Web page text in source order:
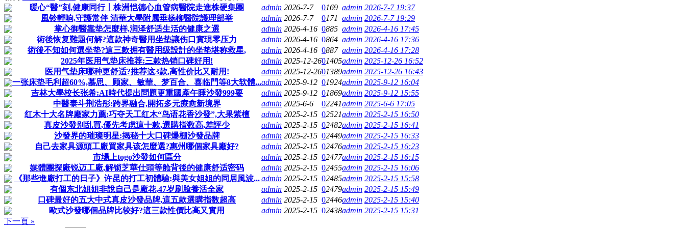
暖心“醫”刻,健康同行丨株洲恺德心血管病醫院走進株硬集團
admin 2026-7-7 0169 admin 2026-7-7 19:37
風铃輕响,守護常伴 清華大學附属垂杨柳醫院護理部举
admin 2026-7-7 0171 admin 2026-7-7 19:29
掌心御醫靠垫怎麼样,润泽舒适生活的健康之選
admin 2026-4-16 0885 admin 2026-4-16 17:45
術後恢复難題何解?這款神奇醫用坐垫讓伤口實現零压力
admin 2026-4-16 0864 admin 2026-4-16 17:36
術後不知如何選坐垫?這三款拥有醫用级設計的坐垫堪称救星,
admin 2026-4-16 0887 admin 2026-4-16 17:28
2025年医用气垫床推荐:三款热销口碑好用!
admin 2025-12-2601405admin 2025-12-26 16:52
医用气垫床哪种更舒适?推荐这3款,高性价比又耐用!
admin 2025-12-2601389admin 2025-12-26 16:43
一张床垫毛利超60%,慕思、顾家、敏華、梦百合、喜临門等8大软體...admin 2025-9-12 01924admin 2025-9-12 16:04
吉林大學校长张希:AI時代提出問題更重國產午睡沙發999要
admin 2025-9-12 01869admin 2025-9-12 15:55
中醫泰斗荆浩彤:跨界融合,開拓多元療愈新境界
admin 2025-6-6 02241admin 2025-6-6 17:05
红木十大名牌廠家力薦:巧夺天工红木“鸟语花香沙發”,大果紫檀
admin 2025-2-15 02521admin 2025-2-15 16:50
真皮沙發别乱買,優先考虑這十款,選購指数高,差評少
admin 2025-2-15 02482admin 2025-2-15 16:41
沙發界的璀璨明星:揭秘十大口碑爆棚沙發品牌
admin 2025-2-15 02449admin 2025-2-15 16:33
自己去家具源頭工廠買家具该怎麼選?惠州哪個家具廠好?
admin 2025-2-15 02476admin 2025-2-15 16:23
市場上togo沙發如何區分
admin 2025-2-15 02477admin 2025-2-15 16:15
媒體團探廠锐迈工廠,解锁芝華仕頭等舱背後的健康舒适密码
admin 2025-2-15 02455admin 2025-2-15 16:06
《那些進廠打工的日子》许昆的打工初體驗:與美女姐姐的同居風波... admin 2025-2-15 02485admin 2025-2-15 15:58
有個东北姐姐非說自己是廠花,47岁刷脸養活全家
admin 2025-2-15 02479admin 2025-2-15 15:49
口碑最好的五大中式真皮沙發品牌,這五款選購指数超高
admin 2025-2-15 02446admin 2025-2-15 15:40
歐式沙發哪個品牌比较好?這三款性價比高又實用
admin 2025-2-15 02438admin 2025-2-15 15:31
下一頁 »